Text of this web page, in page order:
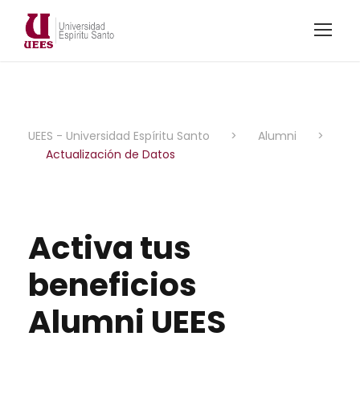
UEES - Universidad Espíritu Santo > Alumni
>
Actualización de Datos
Activa tus
beneficios
Alumni UEES